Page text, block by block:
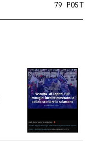
79 POST